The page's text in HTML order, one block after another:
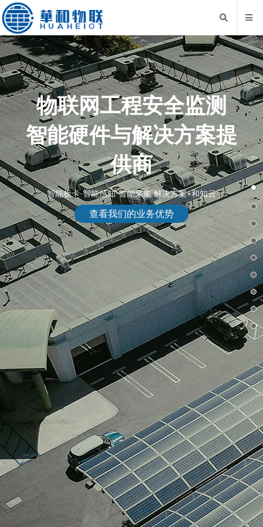
物联网工程安全监测
智能硬件与解决方案提
供商
智能板卡·智能感知·智能采集 解决方案+和知云
查看我们的业务优势